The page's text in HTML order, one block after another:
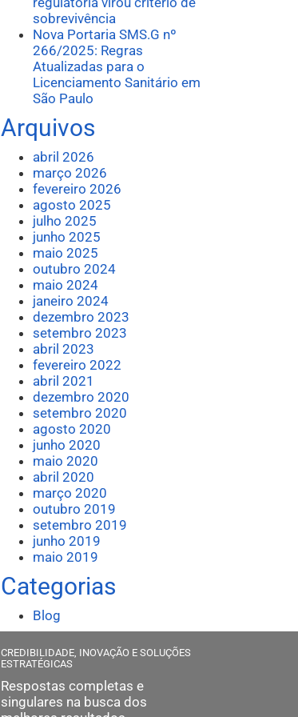
sobrevivência
Nova Portaria SMS.G nº
266/2025: Regras
Atualizadas para o
Licenciamento Sanitário em
São Paulo
Arquivos
abril 2026
março 2026
fevereiro 2026
agosto 2025
julho 2025
junho 2025
maio 2025
outubro 2024
maio 2024
janeiro 2024
dezembro 2023
setembro 2023
abril 2023
fevereiro 2022
abril 2021
dezembro 2020
setembro 2020
agosto 2020
junho 2020
maio 2020
abril 2020
março 2020
outubro 2019
setembro 2019
junho 2019
maio 2019
Categorias
Blog
CREDIBILIDADE, INOVAÇÃO E SOLUÇÕES
ESTRATÉGICAS
Respostas completas e
singulares na busca dos